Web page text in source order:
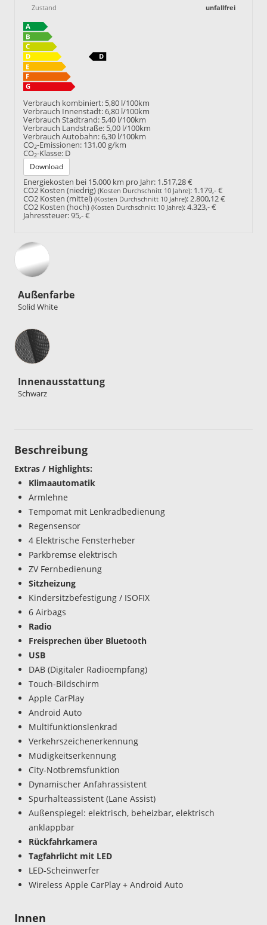
Zustand
unfallfrei
Verbrauch kombiniert: 5,80 l/100km
Verbrauch Innenstadt:6,80 l/100km
Verbrauch Stadtrand: 5,40 l/100km
Verbrauch Landstraße: 5,00 l/100km
Verbrauch Autobahn:6,30 l/100km
CO2-Emissionen: 131,00 g/km
CO2-Klasse: D
Download
Energiekosten bei 15.000 km pro Jahr: 1.517,28 €
CO2 Kosten (niedrig) (Kosten Durchschnitt 10 Jahre): 1.179,- €
CO2 Kosten (mittel) (Kosten Durchschnitt 10 Jahre):2.800,12 €
CO2 Kosten (hoch) (Kosten Durchschnitt 10 Jahre):4.323,- €
Jahressteuer:95,- €
Außenfarbe
Solid White
Innenausstattung
Innenausstattung
Schwarz
Beschreibung
Extras / Highlights:
Klimaautomatik
Armlehne
Tempomat mit Lenkradbedienung
Regensensor
4 Elektrische Fensterheber
Parkbremse elektrisch
ZV Fernbedienung
Sitzheizung
Kindersitzbefestigung / ISOFIX
6 Airbags
Radio
Freisprechen über Bluetooth
USB
DAB (Digitaler Radioempfang)
Touch-Bildschirm
Apple CarPlay
Android Auto
Multifunktionslenkrad
Verkehrszeichenerkennung
Müdigkeitserkennung
City-Notbremsfunktion
Dynamischer Anfahrassistent
Spurhalteassistent (Lane Assist)
Außenspiegel: elektrisch, beheizbar, elektrisch
anklappbar
Rückfahrkamera
Tagfahrlicht mit LED
LED-Scheinwerfer
Wireless Apple CarPlay + Android Auto
Innen